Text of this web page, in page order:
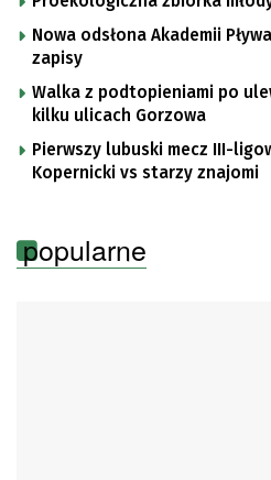
Nowa odsłona Akademii
zapisy
Walka z podtopieniami po
kilku ulicach Gorzowa
Pierwszy lubuski mecz III-
Kopernicki vs starzy znajomi
popularne